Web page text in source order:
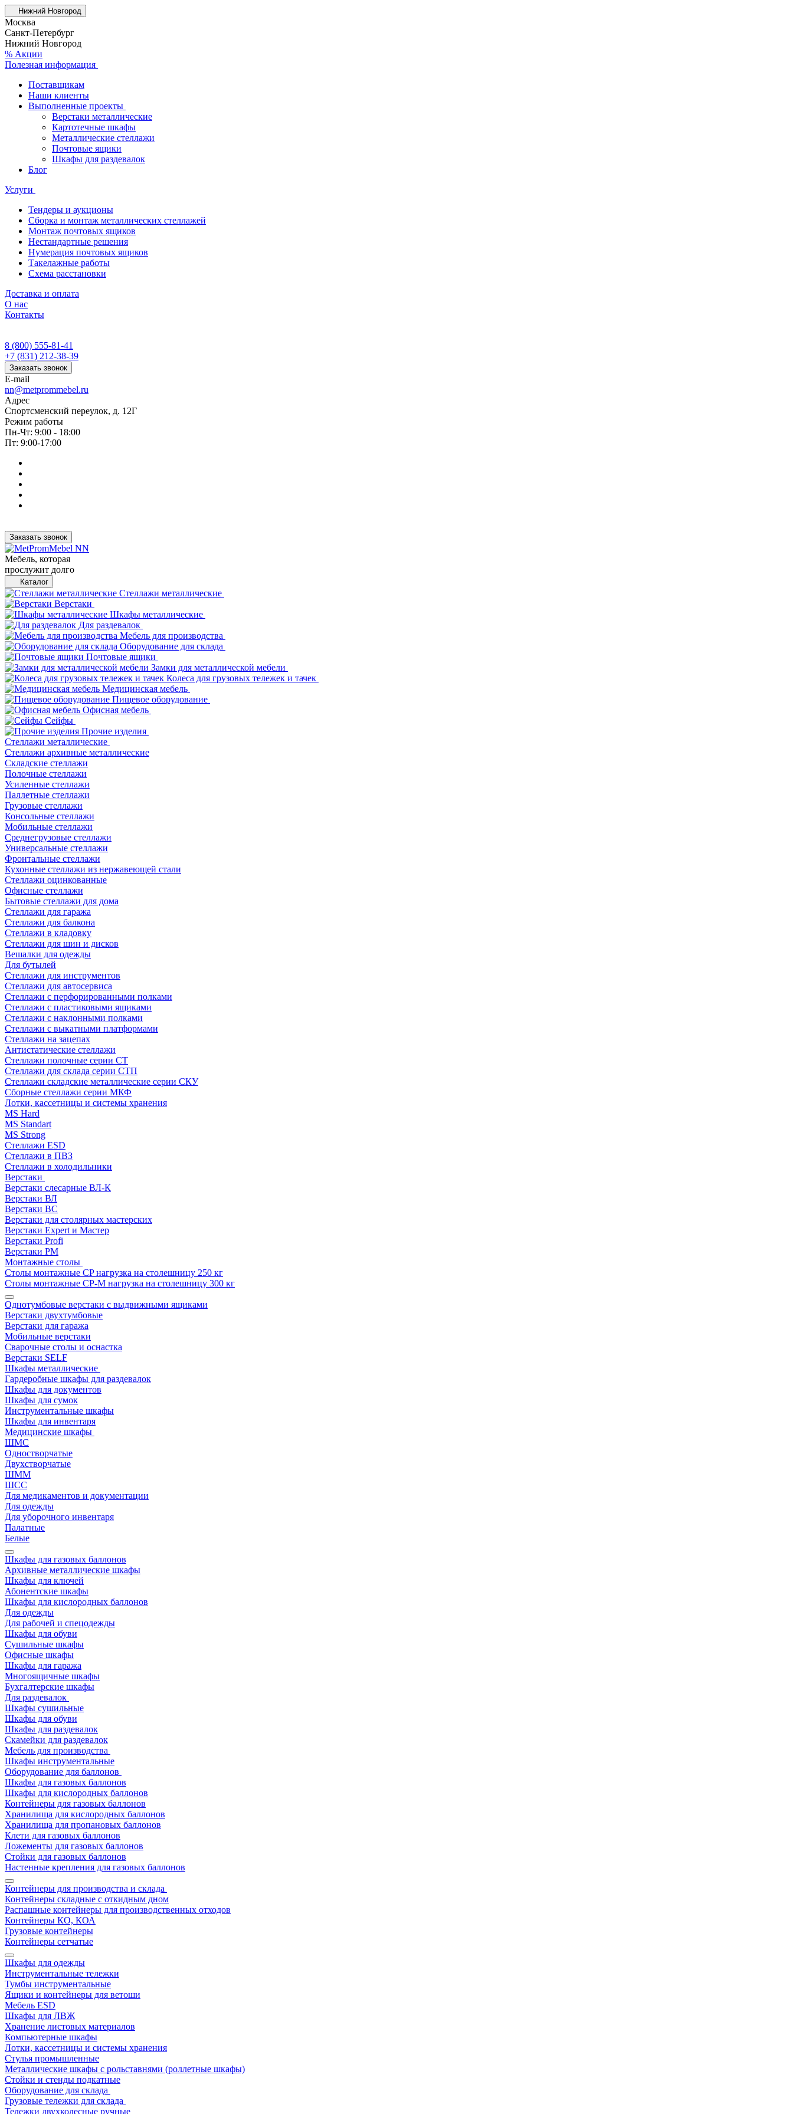
Нижний Новгород
Москва
Санкт-Петербург
Нижний Новгород
% Акции
Полезная информация
Поставщикам
Наши клиенты
Выполненные проекты
Верстаки металлические
Картотечные шкафы
Металлические стеллажи
Почтовые ящики
Шкафы для раздевалок
Блог
Услуги
Тендеры и аукционы
Сборка и монтаж металлических стеллажей
Монтаж почтовых ящиков
Нестандартные решения
Нумерация почтовых ящиков
Такелажные работы
Схема расстановки
Доставка и оплата
О нас
Контакты
8 (800) 555-81-41
+7 (831) 212-38-39
Заказать звонок
E-mail
nn@metprommebel.ru
Адрес
Спортсменский переулок, д. 12Г
Режим работы
Пн-Чт: 9:00 - 18:00
Пт: 9:00-17:00
Заказать звонок
Мебель, которая
прослужит долго
Каталог
Стеллажи металлические
Верстаки
Шкафы металлические
Для раздевалок
Мебель для производства
Оборудование для склада
Почтовые ящики
Замки для металлической мебели
Колеса для грузовых тележек и тачек
Медицинская мебель
Пищевое оборудование
Офисная мебель
Сейфы
Прочие изделия
Стеллажи металлические
Cтеллажи архивные металлические
Складские стеллажи
Полочные стеллажи
Усиленные стеллажи
Паллетные стеллажи
Грузовые стеллажи
Консольные стеллажи
Мобильные стеллажи
Среднегрузовые стеллажи
Универсальные стеллажи
Фронтальные стеллажи
Кухонные стеллажи из нержавеющей стали
Стеллажи оцинкованные
Офисные стеллажи
Бытовые стеллажи для дома
Стеллажи для гаража
Стеллажи для балкона
Стеллажи в кладовку
Стеллажи для шин и дисков
Вешалки для одежды
Для бутылей
Стеллажи для инструментов
Стеллажи для автосервиса
Стеллажи с перфорированными полками
Стеллажи с пластиковыми ящиками
Стеллажи с наклонными полками
Стеллажи с выкатными платформами
Стеллажи на зацепах
Антистатические стеллажи
Стеллажи полочные серии СТ
Стеллажи для склада серии СТП
Стеллажи складские металлические серии СКУ
Сборные стеллажи серии МКФ
Лотки, кассетницы и системы хранения
MS Hard
MS Standart
MS Strong
Стеллажи ESD
Стеллажи в ПВЗ
Стеллажи в холодильники
Верстаки
Верстаки слесарные ВЛ-К
Верстаки ВЛ
Верстаки ВС
Верстаки для столярных мастерских
Верстаки Expert и Мастер
Верстаки Profi
Верстаки РМ
Монтажные столы
Столы монтажные СP нагрузка на столешницу 250 кг
Столы монтажные СР-М нагрузка на столешницу 300 кг
Однотумбовые верстаки с выдвижными ящиками
Верстаки двухтумбовые
Верстаки для гаража
Мобильные верстаки
Сварочные столы и оснастка
Верстаки SELF
Шкафы металлические
Гардеробные шкафы для раздевалок
Шкафы для документов
Шкафы для сумок
Инструментальные шкафы
Шкафы для инвентаря
Медицинские шкафы
ШМС
Одностворчатые
Двухстворчатые
ШММ
ШСС
Для медикаментов и документации
Для одежды
Для уборочного инвентаря
Палатные
Белые
Шкафы для газовых баллонов
Архивные металлические шкафы
Шкафы для ключей
Абонентские шкафы
Шкафы для кислородных баллонов
Для одежды
Для рабочей и спецодежды
Шкафы для обуви
Сушильные шкафы
Офисные шкафы
Шкафы для гаража
Многоящичные шкафы
Бухгалтерские шкафы
Для раздевалок
Шкафы сушильные
Шкафы для обуви
Шкафы для раздевалок
Скамейки для раздевалок
Мебель для производства
Шкафы инструментальные
Оборудование для баллонов
Шкафы для газовых баллонов
Шкафы для кислородных баллонов
Контейнеры для газовых баллонов
Хранилища для кислородных баллонов
Хранилища для пропановых баллонов
Клети для газовых баллонов
Ложементы для газовых баллонов
Стойки для газовых баллонов
Настенные крепления для газовых баллонов
Контейнеры для производства и склада
Контейнеры складные с откидным дном
Распашные контейнеры для производственных отходов
Контейнеры КО, КОА
Грузовые контейнеры
Контейнеры сетчатые
Шкафы для одежды
Инструментальные тележки
Тумбы инструментальные
Ящики и контейнеры для ветоши
Мебель ESD
Шкафы для ЛВЖ
Хранение листовых материалов
Компьютерные шкафы
Лотки, кассетницы и системы хранения
Стулья промышленные
Металлические шкафы с рольставнями (роллетные шкафы)
Стойки и стенды подкатные
Оборудование для склада
Грузовые тележки для склада
Тележки двухколесные ручные